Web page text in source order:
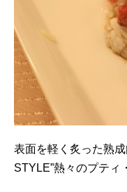
表面を軽く炙った熟
STYLE”熱々のプティ